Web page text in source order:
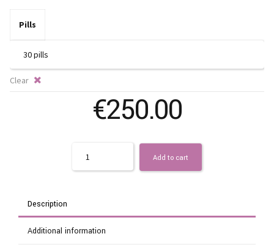
Pills
Clear
€250.00
Add to cart
Description
Additional information